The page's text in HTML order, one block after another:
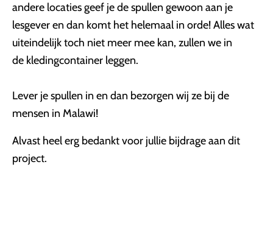
andere locaties geef je de spullen gewoon aan je
lesgever en dan komt het helemaal in orde! Alles wat
uiteindelijk toch niet meer mee kan, zullen we in
de kledingcontainer leggen.
Lever je spullen in en dan bezorgen wij ze bij de
mensen in Malawi!
Alvast heel erg bedankt voor jullie bijdrage aan dit
project.